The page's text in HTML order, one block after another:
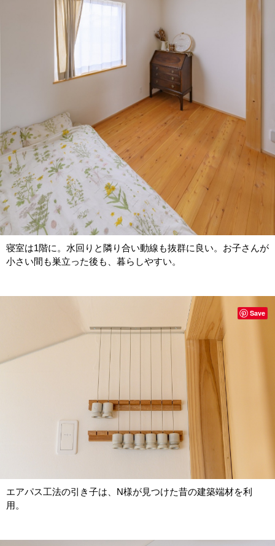
寝室は1階に。水回りと隣り合い動線も抜群に良い。お子さんが
小さい間も巣立った後も、暮らしやすい。
エアパス工法の引き子は、N様が見つけた昔の建築端材を利
用。
Save